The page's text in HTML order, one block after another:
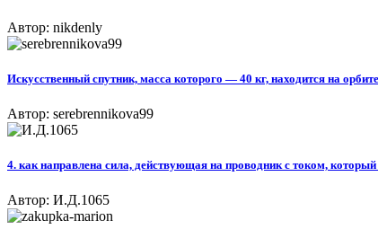
Автор: nikdenly
Искусственный спутник, масса которого — 40 кг, находится на
Автор: serebrennikova99
4. как направлена сила, действующая на проводник с током,
Автор: И.Д.1065